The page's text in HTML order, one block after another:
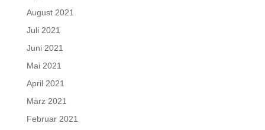
August 2021
Juli 2021
Juni 2021
Mai 2021
April 2021
März 2021
Februar 2021